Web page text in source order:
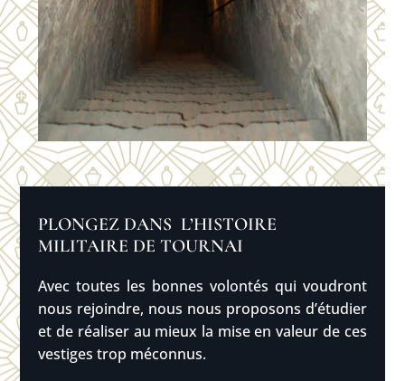
PLONGEZ DANS L’HISTOIRE
MILITAIRE DE TOURNAI
Avec toutes les bonnes volontés qui voudront
nous rejoindre, nous nous proposons d’étudier
et de réaliser au mieux la mise en valeur de ces
vestiges trop méconnus.